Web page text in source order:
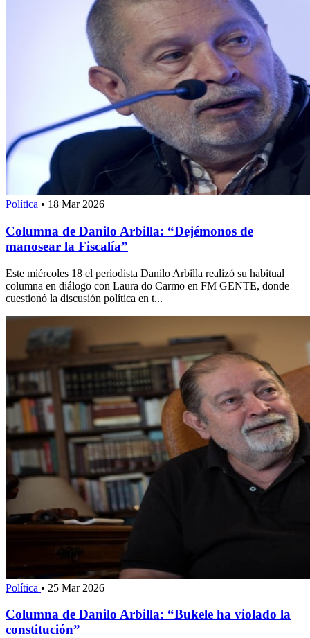
Política • 18 Mar 2026
Columna de Danilo Arbilla: “Dejémonos de
manosear la Fiscalía”
Este miércoles 18 el periodista Danilo Arbilla realizó su habitual
columna en diálogo con Laura do Carmo en FM GENTE, donde
cuestionó la discusión política en t...
Política • 25 Mar 2026
Columna de Danilo Arbilla: “Bukele ha violado la
constitución”